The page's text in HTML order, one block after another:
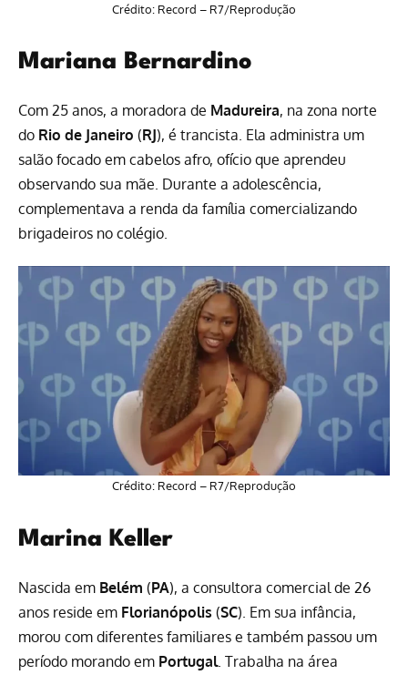
Crédito: Record – R7/Reprodução
Mariana Bernardino
Com 25 anos, a moradora de Madureira, na zona norte
do Rio de Janeiro (RJ), é trancista. Ela administra um
salão focado em cabelos afro, ofício que aprendeu
observando sua mãe. Durante a adolescência,
complementava a renda da família comercializando
brigadeiros no colégio.
Crédito: Record – R7/Reprodução
Marina Keller
Nascida em Belém (PA), a consultora comercial de 26
anos reside em Florianópolis (SC). Em sua infância,
morou com diferentes familiares e também passou um
período morando em Portugal. Trabalha na área